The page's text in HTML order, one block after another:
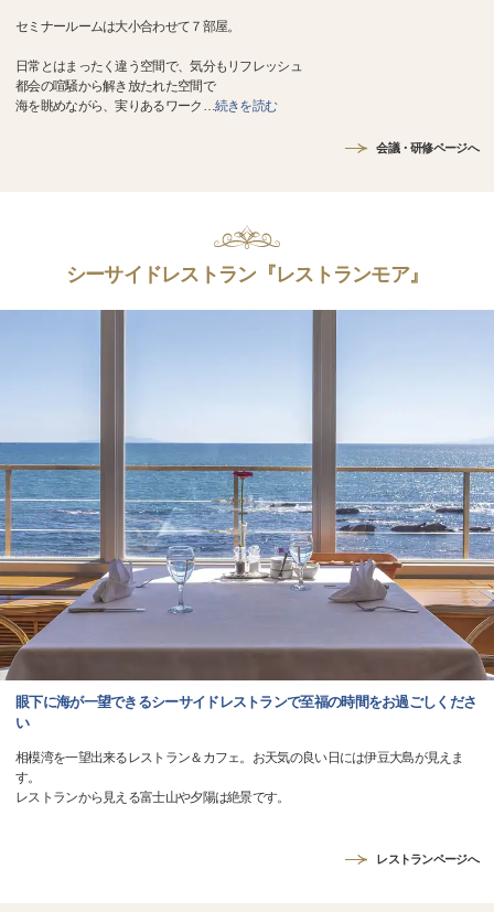
セミナールームは大小合わせて７部屋。
日常とはまったく違う空間で、気分もリフレッシュ
都会の喧騒から解き放たれた空間で
海を眺めながら、実りあるワーク …続きを読む
会議・研修ページへ
シーサイドレストラン『レストランモア』
眼下に海が一望できるシーサイドレストランで至福の時間をお過ごしくださ
い
相模湾を一望出来るレストラン＆カフェ。お天気の良い日には伊豆大島が見えま
す。
レストランから見える富士山や夕陽は絶景です。
レストランページへ